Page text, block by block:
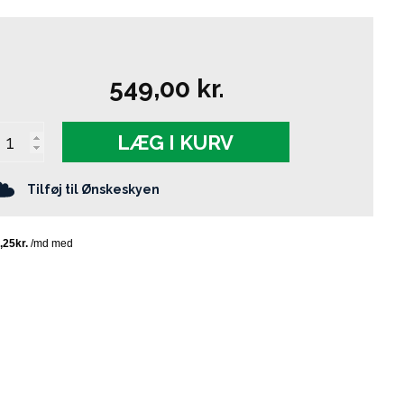
549,00 kr.
LÆG I KURV
Tilføj til Ønskeskyen